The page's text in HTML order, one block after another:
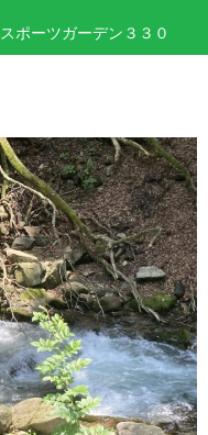
スポーツガーデン３３０